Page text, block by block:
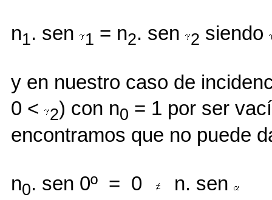
n1. sen 1 = n2. sen 2 siendo
y en nuestro caso de
0 <
2) con n0 = 1 por ser
encontramos que no puede
n0. sen 0º = 0 n. sen